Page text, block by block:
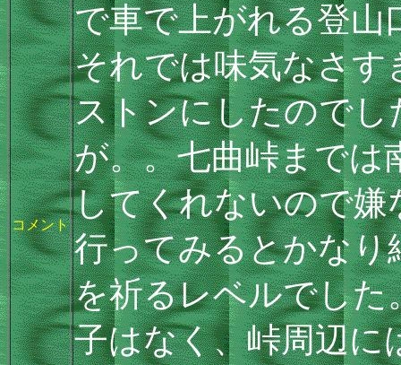
コメント
で車で上がれる登山
それでは味気なさす
ストンにしたのでし
が。。七曲峠までは
してくれないので嫌
行ってみるとかなり
を祈るレベルでした
子はなく、峠周辺に